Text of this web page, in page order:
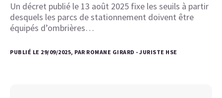
Un décret publié le 13 août 2025 fixe les seuils à partir
desquels les parcs de stationnement doivent être
équipés d’ombrières…
PUBLIÉ LE 29/09/2025, PAR ROMANE GIRARD - JURISTE HSE